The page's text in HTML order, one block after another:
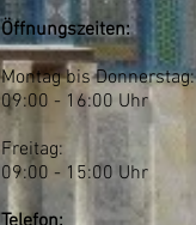
Öffnungszeiten:
Montag bis Donnerstag:
09:00 - 16:00 Uhr
Freitag:
09:00 - 15:00 Uhr